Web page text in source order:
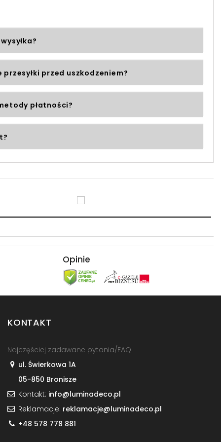
przed uszkodzeniem?
płatności?
Opinie
KONTAKT
Najczęściej zadawane pytania/FAQ
ul. Świerkowa 1A
05-850 Bronisze
Kontakt: info@luminadeco.pl
Reklamacje: reklamacje@luminadeco.pl
+48 578 778 881